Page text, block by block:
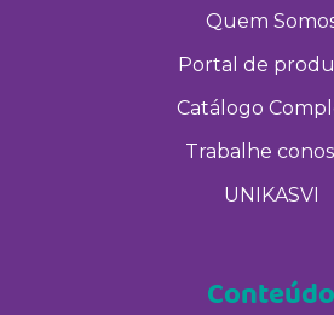
Quem
Portal de
Catálogo
Trabalhe
UNIKASVI
Conteúdo